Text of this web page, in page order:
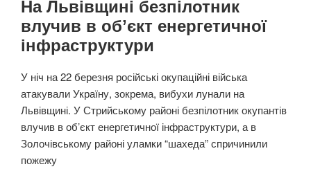
На Львівщині безпілотник
влучив в обʼєкт енергетичної
інфраструктури
У ніч на 22 березня російські окупаційні війська
атакували Україну, зокрема, вибухи лунали на
Львівщині. У Стрийському районі безпілотник окупантів
влучив в обʼєкт енергетичної інфраструктури, а в
Золочівському районі уламки “шахеда” спричинили
пожежу